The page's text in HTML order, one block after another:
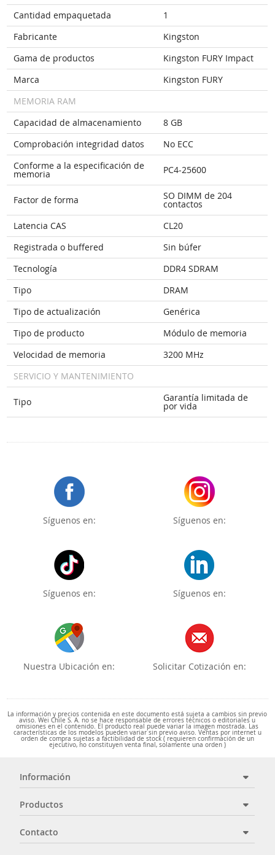
Cantidad empaquetada
1
Fabricante
Kingston
Gama de productos
Kingston FURY Impact
Marca
Kingston FURY
MEMORIA RAM
Capacidad de almacenamiento
8 GB
Comprobación integridad datos
No ECC
Conforme a la especificación de
memoria PC4-25600
Factor de forma SO DIMM de 204
contactos
Latencia CAS
CL20
Registrada o buffered
Sin búfer
Tecnología
DDR4 SDRAM
Tipo
DRAM
Tipo de actualización
Genérica
Tipo de producto
Módulo de memoria
Velocidad de memoria
3200 MHz
SERVICIO Y MANTENIMIENTO
Tipo Garantía limitada de
por vida
Síguenos en: Síguenos en:
Síguenos en: Síguenos en:
Nuestra Ubicación en: Solicitar Cotización en:
La información y precios contenida en este documento está sujeta a cambios sin previo
aviso. Wei Chile S. A. no se hace responsable de errores técnicos o editoriales u
omisiones en el contenido. El producto real puede variar la imagen mostrada. Las
características de los modelos pueden variar sin previo aviso. Ventas por internet u
orden de compra sujetas a factibilidad de stock ( requieren confirmación de un
ejecutivo, no constituyen venta final, solamente una orden )
Información
Productos
Contacto